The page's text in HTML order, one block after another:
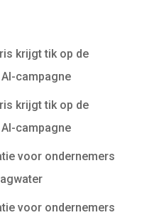
krijgt tik op de
campagne
krijgt tik op de
campagne
voor ondernemers
voor ondernemers